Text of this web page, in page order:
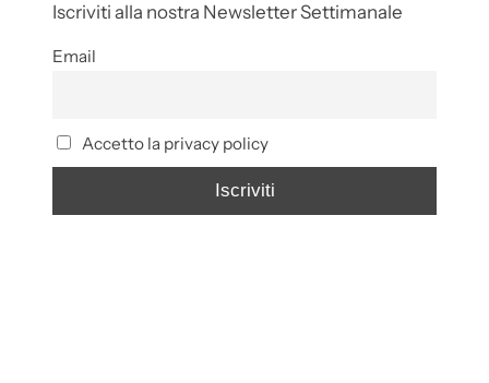
Iscriviti alla nostra Newsletter Settimanale
Email
Accetto la privacy policy